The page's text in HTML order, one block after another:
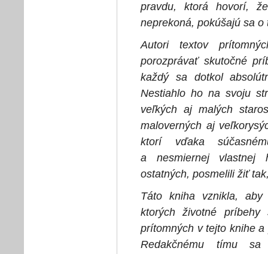
pravdu, ktorá hovorí,
neprekoná, pokúšajú sa o
Autori textov
porozprávať skutočné
každý sa dotkol
Nestiahlo ho na svoju
veľkých aj malých
maloverných aj
ktorí vďaka
a nesmiernej vlastnej
ostatných, posmelili žiť
Táto kniha vznikla,
ktorých životné príbehy
prítomných v tejto knihe
Redakčnému tímu sa